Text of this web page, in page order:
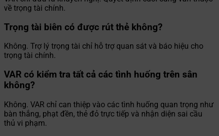
về trọng tài chính.
Trọng tài biên có được rút thẻ không?
Không. Trợ lý trọng tài chỉ hỗ trợ quan sát và báo hiệu cho
trọng tài chính.
VAR có kiểm tra tất cả các tình huống trên sân
không?
Không. VAR chỉ can thiệp vào các tình huống quan trọng như
bàn thắng, phạt đền, thẻ đỏ trực tiếp và nhận diện sai cầu
thủ vi phạm.